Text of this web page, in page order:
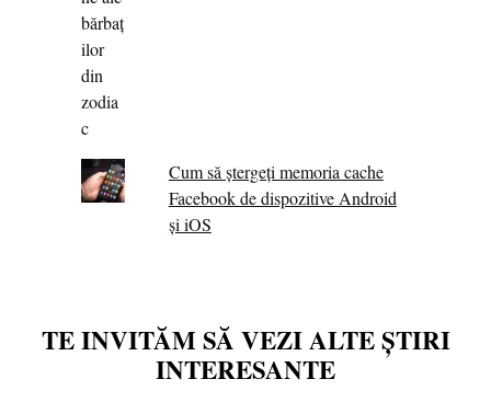
Cum să ștergeți memoria cache
Facebook de dispozitive Android
și iOS
TE INVITĂM SĂ VEZI ALTE ȘTIRI
INTERESANTE